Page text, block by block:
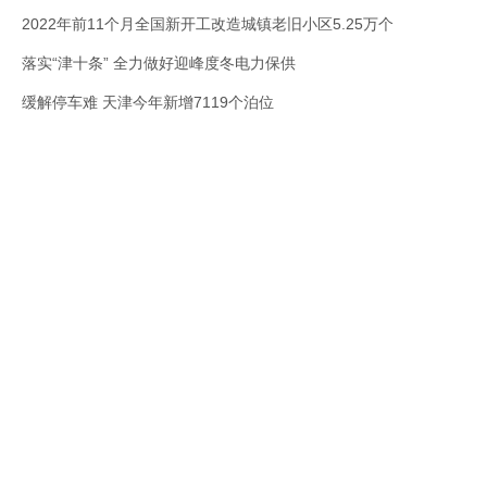
2022年前11个月全国新开工改造城镇老旧小区5.25万个
落实“津十条” 全力做好迎峰度冬电力保供
缓解停车难 天津今年新增7119个泊位